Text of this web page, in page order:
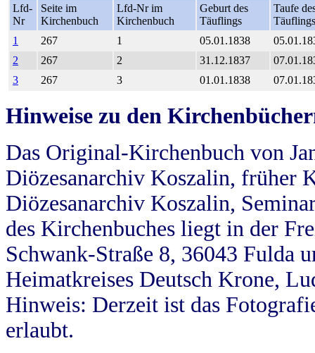
Lfd-
Nr
Seite im
Kirchenbuch
Lfd-Nr im
Kirchenbuch
Geburt des
Täuflings
Taufe
Täuflings
1
267 1 05.01.1838
2
267 2 31.12.1837
3
267 3 01.01.1838
Hinweise zu den
Das Original-Kirchenbuch von
Diözesanarchiv Koszalin, früher
Diözesanarchiv Koszalin,
des Kirchenbuches liegt in der
Schwank-Straße 8, 36043 Fulda
Heimatkreises Deutsch Krone,
Hinweis: Derzeit ist das
erlaubt.